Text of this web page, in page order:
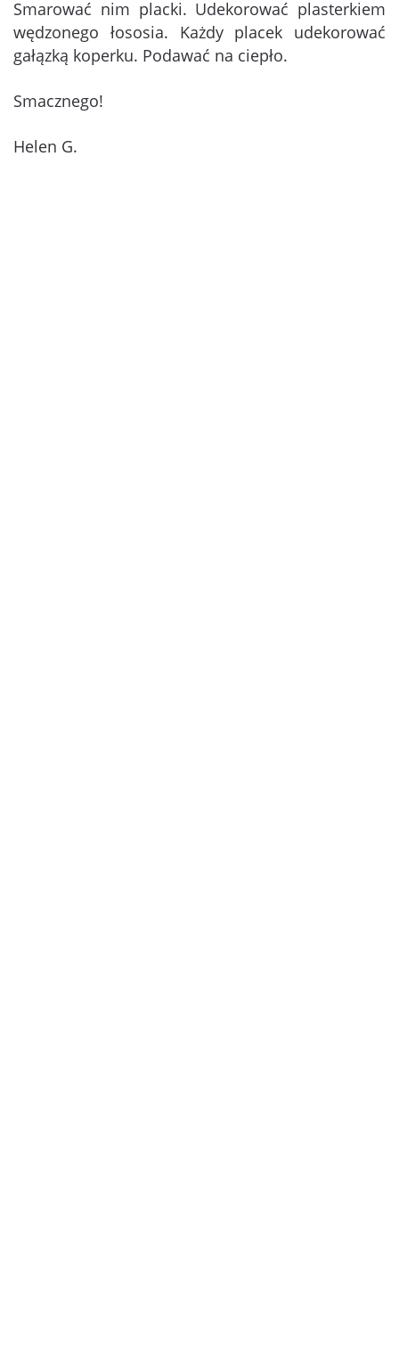
Smarować nim placki. Udekorować plasterkiem
wędzonego łososia. Każdy placek udekorować
gałązką koperku. Podawać na ciepło.
Smacznego!
Helen G.